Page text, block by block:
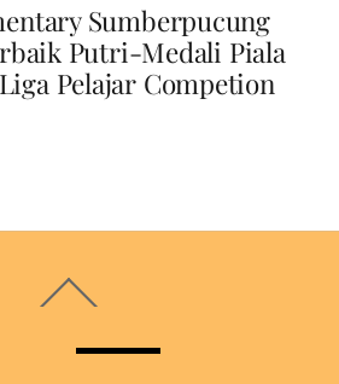
Sumberpucung
Putri-Medali Piala
Pelajar Competion
To